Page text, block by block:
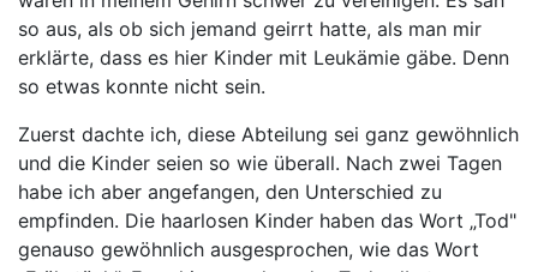
so aus, als ob sich jemand geirrt hatte, als man mir
erklärte, dass es hier Kinder mit Leukämie gäbe. Denn
so etwas konnte nicht sein.
Zuerst dachte ich, diese Abteilung sei ganz gewöhnlich
und die Kinder seien so wie überall. Nach zwei Tagen
habe ich aber angefangen, den Unterschied zu
empfinden. Die haarlosen Kinder haben das Wort „Tod"
genauso gewöhnlich ausgesprochen, wie das Wort